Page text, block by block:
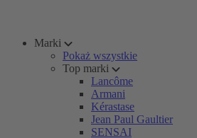
Marki
Pokaż wszystkie
Top marki
Lancôme
Armani
Kérastase
Jean Paul Gaultier
SENSAI